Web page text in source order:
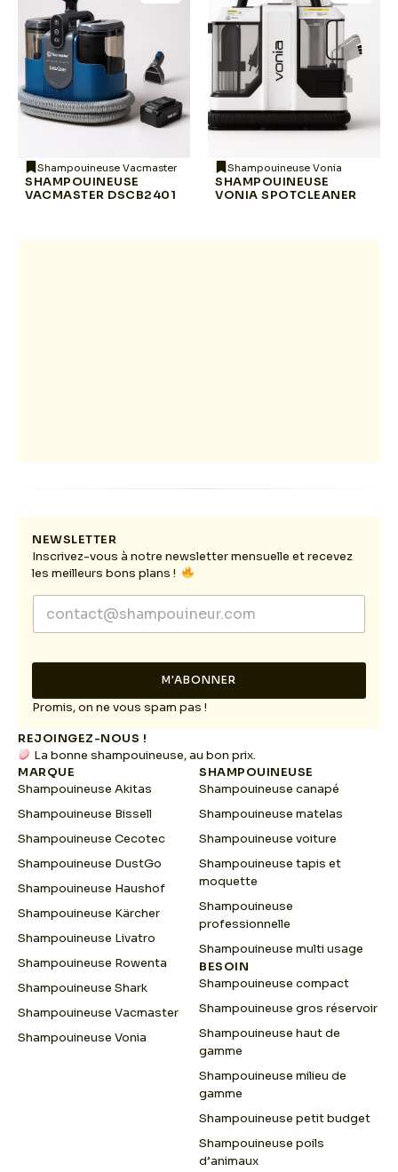
Shampouineuse Vacmaster
SHAMPOUINEUSE
VACMASTER DSCB2401
Shampouineuse Vonia
SHAMPOUINEUSE
VONIA SPOTCLEANER
NEWSLETTER
Inscrivez-vous à notre newsletter mensuelle et recevez
les meilleurs bons plans !
m
i
l
E
a
l
M'ABONNER
Promis, on ne vous spam pas !
REJOINGEZ-NOUS !
La bonne shampouineuse, au bon prix.
MARQUE
Shampouineuse Akitas
Shampouineuse Bissell
Shampouineuse Cecotec
Shampouineuse DustGo
Shampouineuse Haushof
Shampouineuse Kärcher
Shampouineuse Livatro
Shampouineuse Rowenta
Shampouineuse Shark
Shampouineuse Vacmaster
Shampouineuse Vonia
SHAMPOUINEUSE
Shampouineuse canapé
Shampouineuse matelas
Shampouineuse voiture
Shampouineuse tapis et
moquette
Shampouineuse
professionnelle
Shampouineuse multi usage
BESOIN
Shampouineuse compact
Shampouineuse gros réservoir
Shampouineuse haut de
gamme
Shampouineuse milieu de
gamme
Shampouineuse petit budget
Shampouineuse poils
d’animaux